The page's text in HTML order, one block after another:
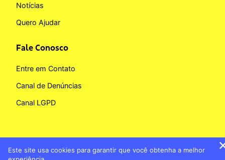
Notícias
Quero Ajudar
Fale Conosco
Entre em Contato
Canal de Denúncias
Canal LGPD
Este site usa cookies para garantir que você obtenha a melhor